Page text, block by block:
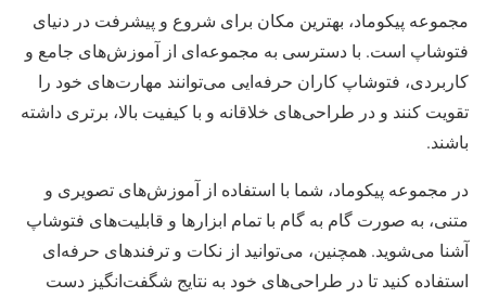
مجموعه پیکوماد، بهترین مکان برای شروع و پیشرفت در دنیای
فتوشاپ است. با دسترسی به مجموعه‌ای از آموزش‌های جامع و
کاربردی، فتوشاپ کاران حرفه‌ایی می‌توانند مهارت‌های خود را
تقویت کنند و در طراحی‌های خلاقانه و با کیفیت بالا، برتری داشته
باشند.
در مجموعه پیکوماد، شما با استفاده از آموزش‌های تصویری و
متنی، به صورت گام به گام با تمام ابزارها و قابلیت‌های فتوشاپ
آشنا می‌شوید. همچنین، می‌توانید از نکات و ترفندهای حرفه‌ای
استفاده کنید تا در طراحی‌های خود به نتایج شگفت‌انگیز دست